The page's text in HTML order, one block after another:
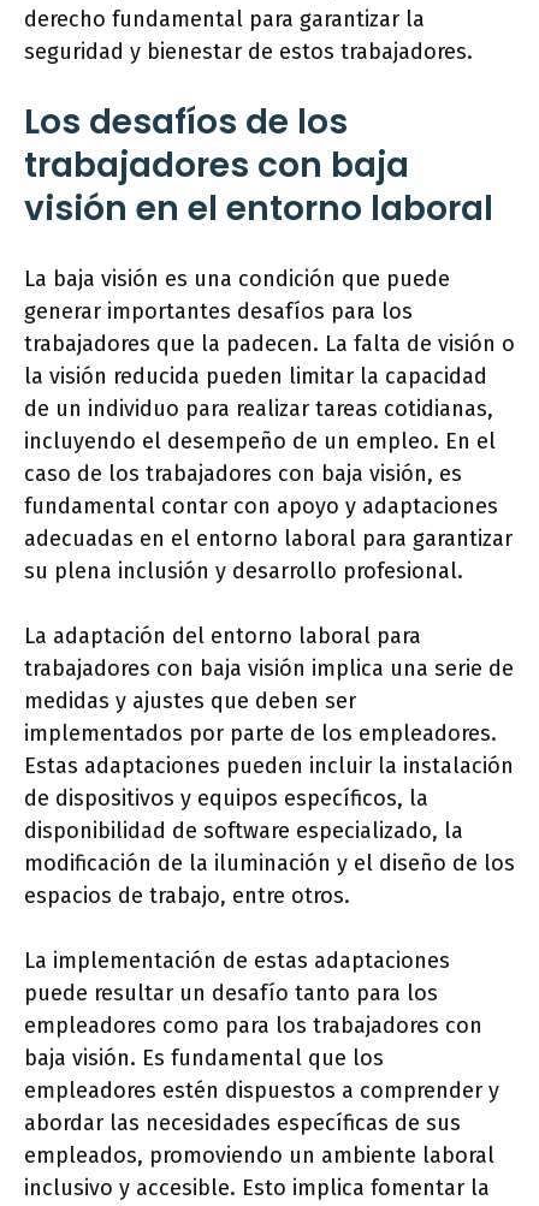
derecho fundamental para garantizar la
seguridad y bienestar de estos trabajadores.
Los desafíos de los
trabajadores con baja
visión en el entorno laboral
La baja visión es una condición que puede
generar importantes desafíos para los
trabajadores que la padecen. La falta de visión o
la visión reducida pueden limitar la capacidad
de un individuo para realizar tareas cotidianas,
incluyendo el desempeño de un empleo. En el
caso de los trabajadores con baja visión, es
fundamental contar con apoyo y adaptaciones
adecuadas en el entorno laboral para garantizar
su plena inclusión y desarrollo profesional.
La adaptación del entorno laboral para
trabajadores con baja visión implica una serie de
medidas y ajustes que deben ser
implementados por parte de los empleadores.
Estas adaptaciones pueden incluir la instalación
de dispositivos y equipos específicos, la
disponibilidad de software especializado, la
modificación de la iluminación y el diseño de los
espacios de trabajo, entre otros.
La implementación de estas adaptaciones
puede resultar un desafío tanto para los
empleadores como para los trabajadores con
baja visión. Es fundamental que los
empleadores estén dispuestos a comprender y
abordar las necesidades específicas de sus
empleados, promoviendo un ambiente laboral
inclusivo y accesible. Esto implica fomentar la